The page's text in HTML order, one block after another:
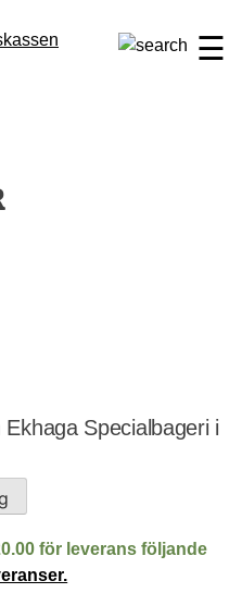
☰
Specialbageri i
för leverans följande